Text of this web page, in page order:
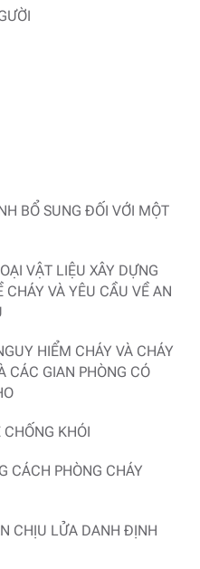
BỔ SUNG ĐỐI VỚI MỘT
VẬT LIỆU XÂY DỰNG
VÀ YÊU CẦU VỀ AN
HIỂM CHÁY VÀ CHÁY
CÁC GIAN PHÒNG CÓ
KHÓI
CÁCH PHÒNG CHÁY
CHỊU LỬA DANH ĐỊNH